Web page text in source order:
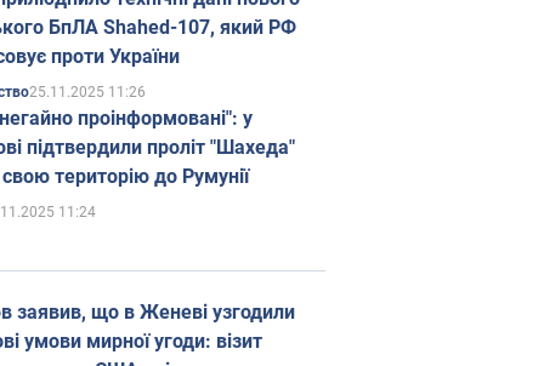
БпЛА Shahed-107, який РФ
проти України
25.11.2025 11:26
проінформовані": у
підтвердили проліт "Шахеда"
територію до Румунії
11:24
заявив, що в Женеві узгодили
умови мирної угоди: візит